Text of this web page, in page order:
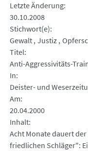
Letzte Änderung
30.10.2008
Stichwort(e)
Gewalt Justiz
Titel
Anti-Aggressivitäts-
In
Deister- und
Am
20.04.2000
Inhalt
Acht Monate dauert
friedlichen Schläger":